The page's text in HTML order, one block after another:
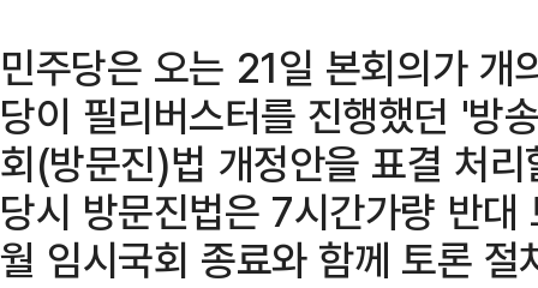
민주당은 오는 21일 본회의가
당이 필리버스터를 진행했던 '방
회(방문진)법 개정안을 표결 처
당시 방문진법은 7시간가량 반
월 임시국회 종료와 함께 토론 절